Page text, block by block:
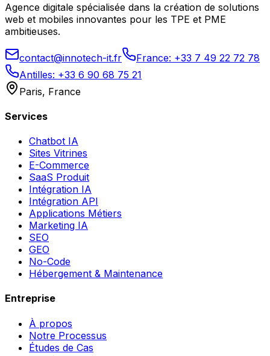
Agence digitale spécialisée dans la création de solutions
web et mobiles innovantes pour les TPE et PME
ambitieuses.
contact@innotech-it.fr
France: +33 7 49 22 72 78
Antilles: +33 6 90 68 75 21
Paris, France
Services
Chatbot IA
Sites Vitrines
E-Commerce
SaaS Produit
Intégration IA
Intégration API
Applications Métiers
Marketing IA
SEO
GEO
No-Code
Hébergement & Maintenance
Entreprise
À propos
Notre Processus
Études de Cas